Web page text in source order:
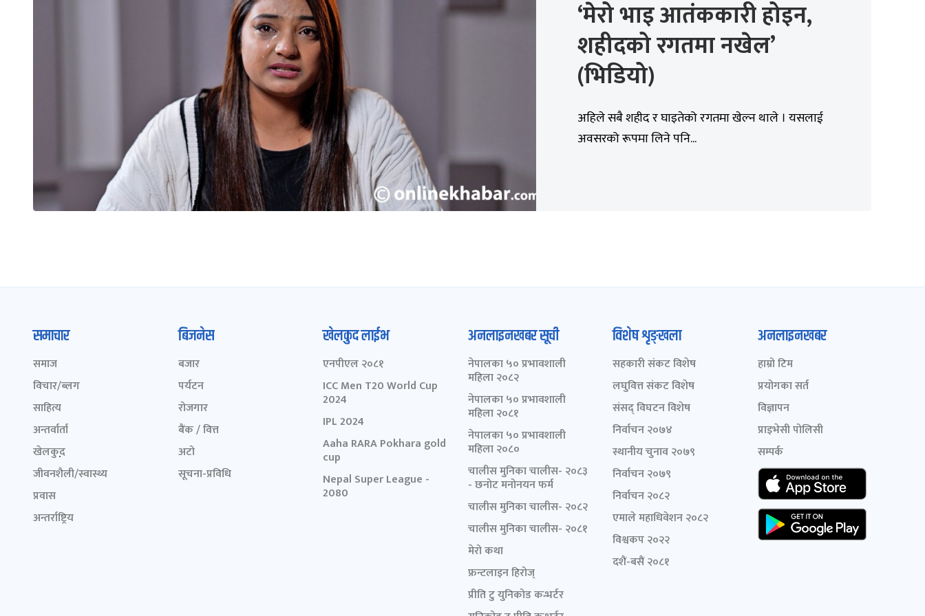
‘मेरो भाइ आतंककारी होइन,
शहीदको रगतमा नखेल’
(भिडियो)
अहिले सबै शहीद र घाइतेको रगतमा खेल्न थाले । यसलाई
अवसरको रूपमा लिने पनि...
समाचार
समाज
विचार/ब्लग
साहित्य
अन्तर्वार्ता
खेलकुद़़
जीवनशैली/स्वास्थ्य
प्रवास
अन्तर्राष्ट्रिय
बिजनेस
बजार
पर्यटन
रोजगार
बैंक / वित्त
अटो
सूचना-प्रविधि
खेलकुद लाईभ
एनपीएल २०८१
ICC Men T20 World Cup
2024
IPL 2024
Aaha RARA Pokhara gold
cup
Nepal Super League -
2080
अनलाइनखबर सूची
नेपालका ५० प्रभावशाली
महिला २०८२
नेपालका ५० प्रभावशाली
महिला २०८१
नेपालका ५० प्रभावशाली
महिला २०८०
चालीस मुनिका चालीस- २०८३
- छनोट मनोनयन फर्म
चालीस मुनिका चालीस- २०८२
चालीस मुनिका चालीस- २०८१
मेरो कथा
फ्रन्टलाइन हिरोज्
प्रीति टु युनिकोड कन्भर्टर
विशेष शृङ्खला
सहकारी संकट विशेष
लघुवित्त संकट विशेष
संसद् विघटन विशेष
निर्वाचन २०७४
स्थानीय चुनाव २०७९
निर्वाचन २०७९
निर्वाचन २०८२
एमाले महाधिवेशन २०८२
विश्वकप २०२२
दशैं-बसैं २०८१
अनलाइनखबर
हाम्रो टिम
प्रयोगका सर्त
विज्ञापन
प्राइभेसी पोलिसी
सम्पर्क